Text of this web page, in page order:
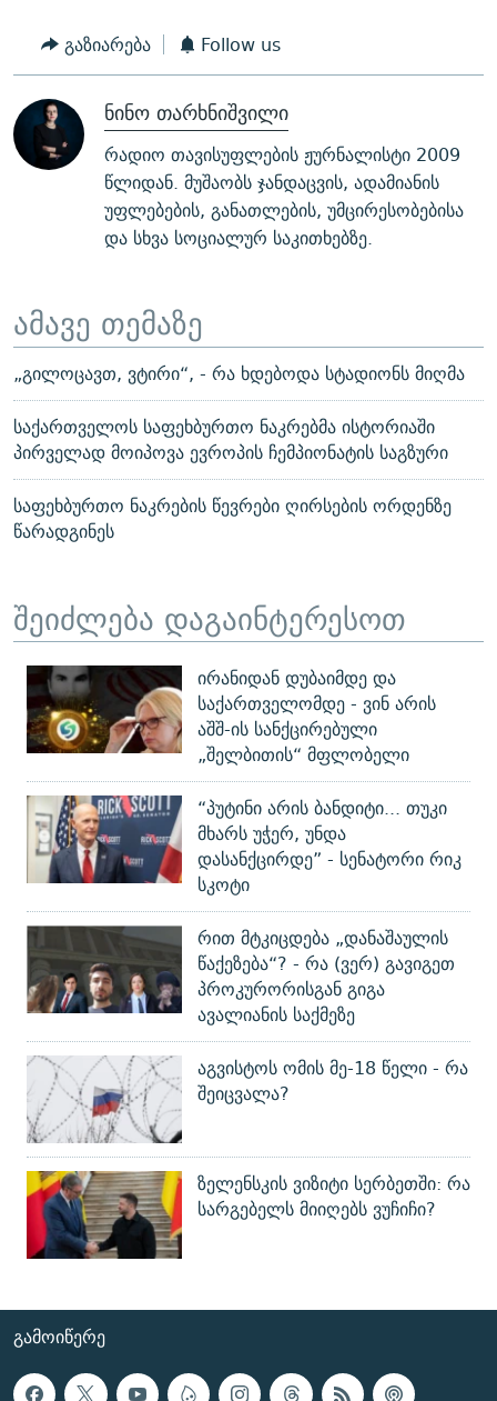
გაზიარება Follow us
ნინო თარხნიშვილი
რადიო თავისუფლების ჟურნალისტი 2009
წლიდან. მუშაობს ჯანდაცვის, ადამიანის
უფლებების, განათლების, უმცირესობებისა
და სხვა სოციალურ საკითხებზე.
ამავე თემაზე
„გილოცავთ, ვტირი“, - რა ხდებოდა სტადიონს მიღმა
საქართველოს საფეხბურთო ნაკრებმა ისტორიაში
პირველად მოიპოვა ევროპის ჩემპიონატის საგზური
საფეხბურთო ნაკრების წევრები ღირსების ორდენზე
წარადგინეს
შეიძლება დაგაინტერესოთ
ირანიდან დუბაიმდე და
საქართველომდე - ვინ არის
აშშ-ის სანქცირებული
„შელბითის“ მფლობელი
“პუტინი არის ბანდიტი... თუკი
მხარს უჭერ, უნდა
დასანქცირდე” - სენატორი რიკ
სკოტი
რით მტკიცდება „დანაშაულის
წაქეზება“? - რა (ვერ) გავიგეთ
პროკურორისგან გიგა
ავალიანის საქმეზე
აგვისტოს ომის მე-18 წელი - რა
შეიცვალა?
ზელენსკის ვიზიტი სერბეთში: რა
სარგებელს მიიღებს ვუჩიჩი?
ᲒᲐᲛᲝᲘᲬᲔᲠᲔ